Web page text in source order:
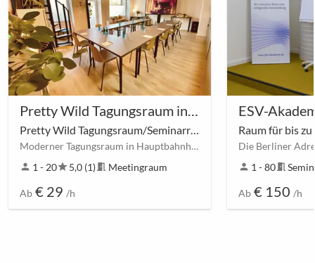
Pretty Wild Tagungsraum in Berlin Mitte
Pretty Wild Tagungsraum/Seminarraum
Moderner Tagungsraum in Hauptbahnhof-Nähe
person 1 - 20star5,0 (1)meeting_room Meetingraum
Ab € 29 /h
ESV-
person 1 - 80meeting_room
Ab € 150 /h